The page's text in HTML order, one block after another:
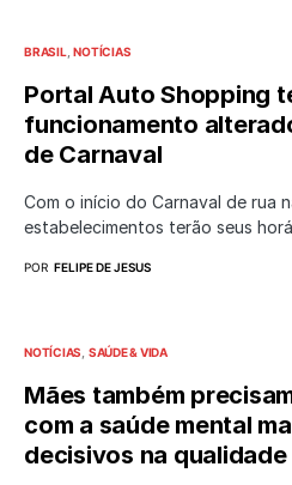
BRASIL NOTÍCIAS
Portal Auto Shopping
funcionamento
de Carnaval
Com o início do Carnaval de rua
estabelecimentos terão seus
POR FELIPE DE JESUS
NOTÍCIAS SAÚDE & VIDA
Mães também
com a saúde mental
decisivos na